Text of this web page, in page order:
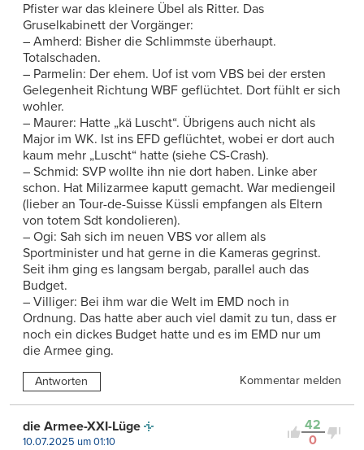
Pfister war das kleinere Übel als Ritter. Das
Gruselkabinett der Vorgänger:
– Amherd: Bisher die Schlimmste überhaupt.
Totalschaden.
– Parmelin: Der ehem. Uof ist vom VBS bei der ersten
Gelegenheit Richtung WBF geflüchtet. Dort fühlt er sich
wohler.
– Maurer: Hatte „kä Luscht“. Übrigens auch nicht als
Major im WK. Ist ins EFD geflüchtet, wobei er dort auch
kaum mehr „Luscht“ hatte (siehe CS-Crash).
– Schmid: SVP wollte ihn nie dort haben. Linke aber
schon. Hat Milizarmee kaputt gemacht. War mediengeil
(lieber an Tour-de-Suisse Küssli empfangen als Eltern
von totem Sdt kondolieren).
– Ogi: Sah sich im neuen VBS vor allem als
Sportminister und hat gerne in die Kameras gegrinst.
Seit ihm ging es langsam bergab, parallel auch das
Budget.
– Villiger: Bei ihm war die Welt im EMD noch in
Ordnung. Das hatte aber auch viel damit zu tun, dass er
noch ein dickes Budget hatte und es im EMD nur um
die Armee ging.
Antworten Kommentar melden
42
0
die Armee-XXI-Lüge
10.07.2025 um 01:10